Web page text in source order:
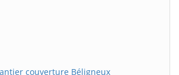
couverture Béligneux